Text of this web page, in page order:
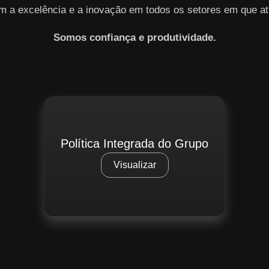
a excelência e a inovação em todos os setores em que
Somos confiança e produtividade.
Política Integrada do Grupo
Visualizar